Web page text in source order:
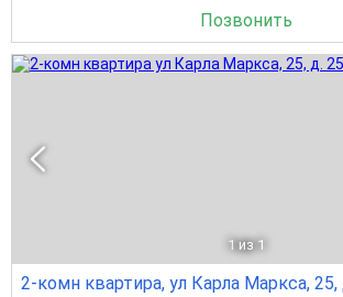
Позвонить
1 из 1
2-комн квартира, ул Карла Маркса, 25,